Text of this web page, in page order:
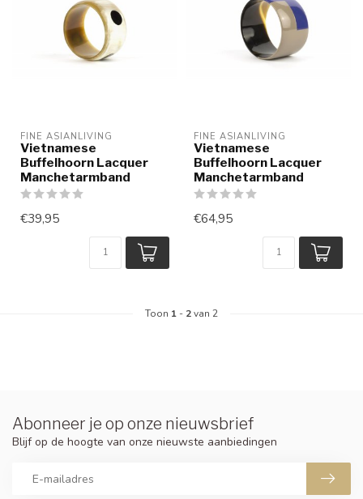
FINE ASIANLIVING
Vietnamese
Buffelhoorn Lacquer
Manchetarmband
€39,95
FINE ASIANLIVING
Vietnamese
Buffelhoorn Lacquer
Manchetarmband
€64,95
Toon 1 - 2van 2
Abonneer je op onze nieuwsbrief
Blijf op de hoogte van onze nieuwste aanbiedingen